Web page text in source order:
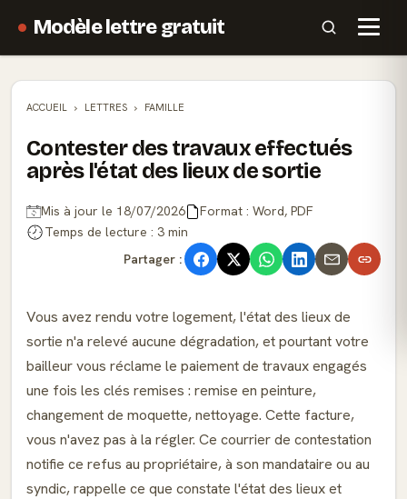
Modèle lettre gratuit
ACCUEIL LETTRES FAMILLE
Contester des travaux effectués
après l'état des lieux de sortie
Mis à jour le 18/07/2026
Format : Word, PDF
Temps de lecture : 3 min
Partager :
Vous avez rendu votre logement, l'état des lieux de
sortie n'a relevé aucune dégradation, et pourtant votre
bailleur vous réclame le paiement de travaux engagés
une fois les clés remises : remise en peinture,
changement de moquette, nettoyage. Cette facture,
vous n'avez pas à la régler. Ce courrier de contestation
notifie ce refus au propriétaire, à son mandataire ou au
syndic, rappelle ce que constate l'état des lieux et